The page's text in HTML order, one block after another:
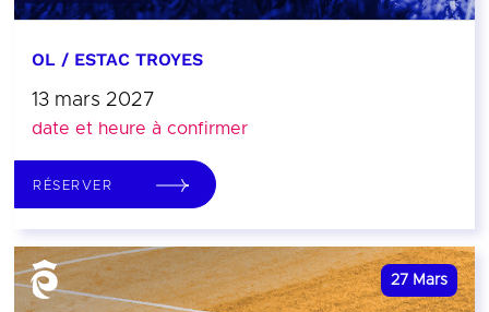
OL / ESTAC TROYES
13 mars 2027
date et heure à confirmer
RÉSERVER
27 Mars